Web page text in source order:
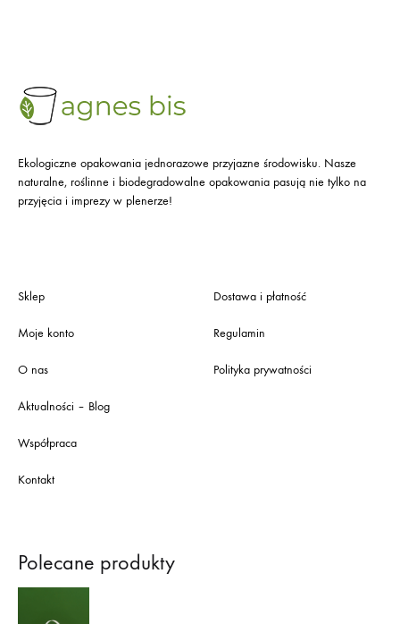
Ekologiczne opakowania jednorazowe przyjazne środowisku. Nasze
naturalne, roślinne i biodegradowalne opakowania pasują nie tylko na
przyjęcia i imprezy w plenerze!
Sklep
Moje konto
O nas
Aktualności – Blog
Współpraca
Kontakt
Dostawa i płatność
Regulamin
Polityka prywatności
Polecane produkty